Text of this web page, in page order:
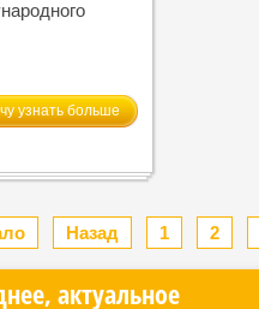
узнать больше
Назад 1 2
актуальное